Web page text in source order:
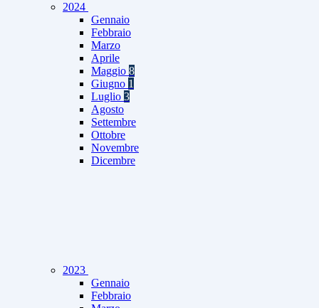
2024
Gennaio
Febbraio
Marzo
Aprile
Maggio 8
Giugno 1
Luglio 3
Agosto
Settembre
Ottobre
Novembre
Dicembre
2023
Gennaio
Febbraio